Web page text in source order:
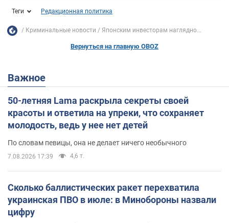
Теги Редакционная политика
Криминальные новости Японским инвесторам наглядно...
Вернуться на главную OBOZ
Важное
50-летняя Lama раскрыла секреты своей
красоты и ответила на упреки, что сохраняет
молодость, ведь у нее нет детей
По словам певицы, она не делает ничего необычного
7.08.2026 17:39 4,6 т.
Сколько баллистических ракет перехватила
украинская ПВО в июле: в Минобороны назвали
цифру